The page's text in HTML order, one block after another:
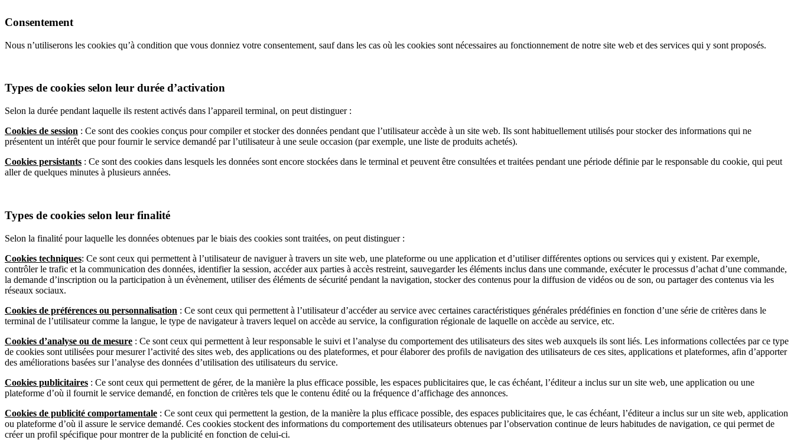
Consentement
Nous n’utiliserons les cookies qu’à condition que vous donniez votre consentement, sauf dans les cas où les cookies sont nécessaires au fonctionnement de notre site web et des services qui y sont proposés.
Types de cookies selon leur durée d’activation
Selon la durée pendant laquelle ils restent activés dans l’appareil terminal, on peut distinguer :
Cookies de session : Ce sont des cookies conçus pour compiler et stocker des données pendant que l’utilisateur accède à un site web. Ils sont habituellement utilisés pour stocker des informations qui ne
présentent un intérêt que pour fournir le service demandé par l’utilisateur à une seule occasion (par exemple, une liste de produits achetés).
Cookies persistants : Ce sont des cookies dans lesquels les données sont encore stockées dans le terminal et peuvent être consultées et traitées pendant une période définie par le responsable du cookie, qui peut
aller de quelques minutes à plusieurs années.
Types de cookies selon leur finalité
Selon la finalité pour laquelle les données obtenues par le biais des cookies sont traitées, on peut distinguer :
Cookies techniques: Ce sont ceux qui permettent à l’utilisateur de naviguer à travers un site web, une plateforme ou une application et d’utiliser différentes options ou services qui y existent. Par exemple,
contrôler le trafic et la communication des données, identifier la session, accéder aux parties à accès restreint, sauvegarder les éléments inclus dans une commande, exécuter le processus d’achat d’une commande,
la demande d’inscription ou la participation à un évènement, utiliser des éléments de sécurité pendant la navigation, stocker des contenus pour la diffusion de vidéos ou de son, ou partager des contenus via les
réseaux sociaux.
Cookies de préférences ou personnalisation : Ce sont ceux qui permettent à l’utilisateur d’accéder au service avec certaines caractéristiques générales prédéfinies en fonction d’une série de critères dans le
terminal de l’utilisateur comme la langue, le type de navigateur à travers lequel on accède au service, la configuration régionale de laquelle on accède au service, etc.
Cookies d’analyse ou de mesure : Ce sont ceux qui permettent à leur responsable le suivi et l’analyse du comportement des utilisateurs des sites web auxquels ils sont liés. Les informations collectées par ce type
de cookies sont utilisées pour mesurer l’activité des sites web, des applications ou des plateformes, et pour élaborer des profils de navigation des utilisateurs de ces sites, applications et plateformes, afin d’apporter
des améliorations basées sur l’analyse des données d’utilisation des utilisateurs du service.
Cookies publicitaires : Ce sont ceux qui permettent de gérer, de la manière la plus efficace possible, les espaces publicitaires que, le cas échéant, l’éditeur a inclus sur un site web, une application ou une
plateforme d’où il fournit le service demandé, en fonction de critères tels que le contenu édité ou la fréquence d’affichage des annonces.
Cookies de publicité comportamentale : Ce sont ceux qui permettent la gestion, de la manière la plus efficace possible, des espaces publicitaires que, le cas échéant, l’éditeur a inclus sur un site web, application
ou plateforme d’où il assure le service demandé. Ces cookies stockent des informations du comportement des utilisateurs obtenues par l’observation continue de leurs habitudes de navigation, ce qui permet de
créer un profil spécifique pour montrer de la publicité en fonction de celui-ci.